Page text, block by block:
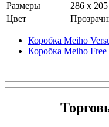
Размеры
286 x
Цвет
Коробка Meiho
Коробка Meiho